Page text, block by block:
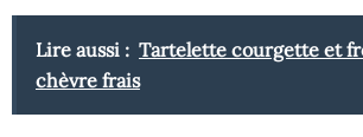
Lire aussi : Tartelette courgette et
chèvre frais